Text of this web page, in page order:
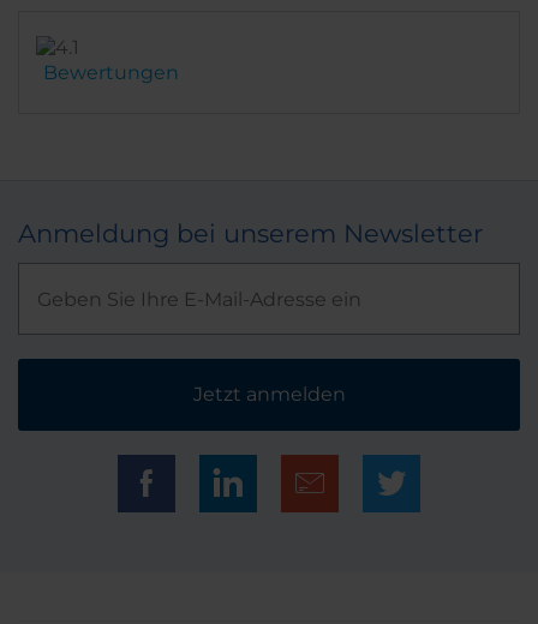
Bewertungen
Anmeldung bei unserem Newsletter
Jetzt anmelden